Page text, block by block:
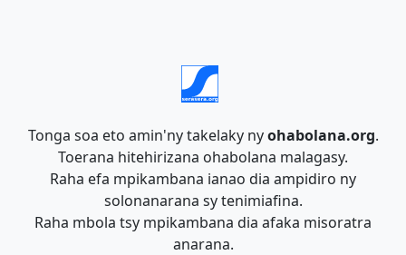
Tonga soa eto amin'ny takelaky nyohabolana.org.
Toerana hitehirizana ohabolana malagasy.
Raha efa mpikambana ianao dia ampidiro ny
solonanarana sy tenimiafina.
Raha mbola tsy mpikambana dia afaka misoratra
anarana.